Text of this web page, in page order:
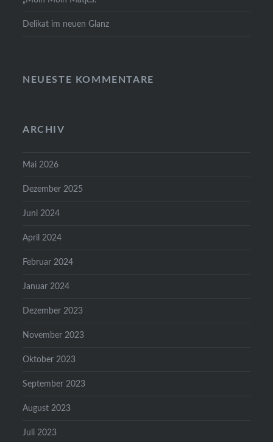
Delikat im neuen Glanz
NEUESTE KOMMENTARE
ARCHIV
Mai 2026
Dezember 2025
Juni 2024
April 2024
Februar 2024
Januar 2024
Dezember 2023
November 2023
Oktober 2023
September 2023
August 2023
Juli 2023